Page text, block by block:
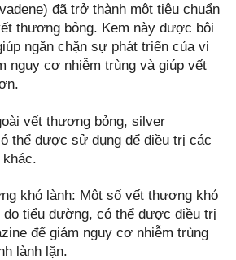
đã trở thành một tiêu chuẩn
thương bỏng. Kem này được bôi
ngăn chặn sự phát triển của vi
nguy cơ nhiễm trùng và giúp vết
vết thương bỏng, silver
thể được sử dụng để điều trị các
khác.
khó lành: Một số vết thương khó
do tiểu đường, có thể được điều trị
để giảm nguy cơ nhiễm trùng
lành lặn.